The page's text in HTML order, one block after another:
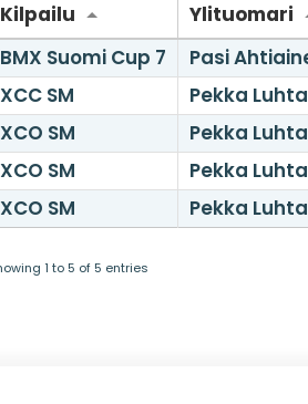
Kilpailu Ylituomari
BMX Suomi Cup 7
Pasi
XCC SM
Pekka
XCO SM
Pekka
XCO SM
Pekka
XCO SM
Pekka
1 to 5 of 5 entries